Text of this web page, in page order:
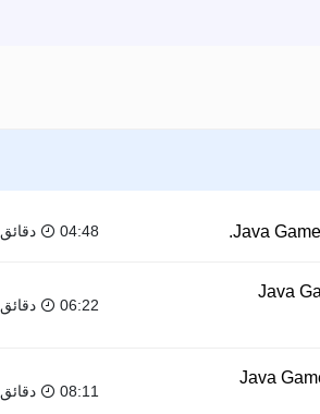
04:48 دقائق
Java
06:22 دقائق
Java
08:11 دقائق